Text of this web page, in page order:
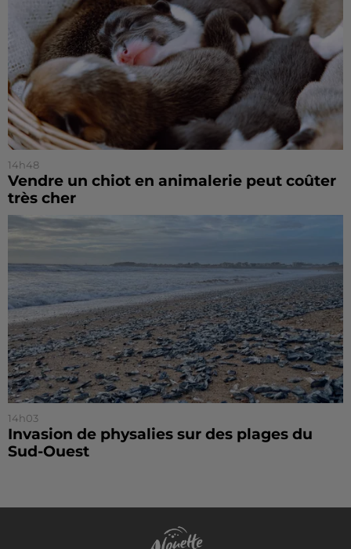
14h48
Vendre un chiot en animalerie peut coûter
très cher
14h03
Invasion de physalies sur des plages du
Sud-Ouest